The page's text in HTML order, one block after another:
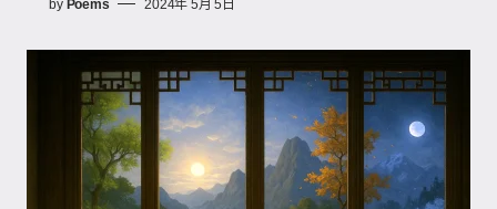
by Poems 2024年 5月 5日